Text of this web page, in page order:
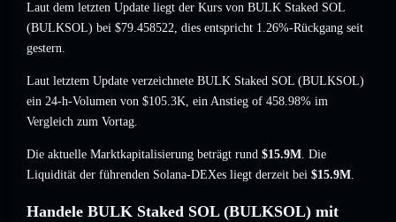
Laut dem letzten Update liegt der Kurs von BULK Staked SOL
(BULKSOL) bei $79.458522, dies entspricht 1.26%-Rückgang seit
gestern.
Laut letztem Update verzeichnete BULK Staked SOL (BULKSOL)
ein 24-h-Volumen von $105.3K, ein Anstieg of 458.98% im
Vergleich zum Vortag.
Die aktuelle Marktkapitalisierung beträgt rund $15.9M. Die
Liquidität der führenden Solana-DEXes liegt derzeit bei $15.9M.
Handele BULK Staked SOL (BULKSOL) mit